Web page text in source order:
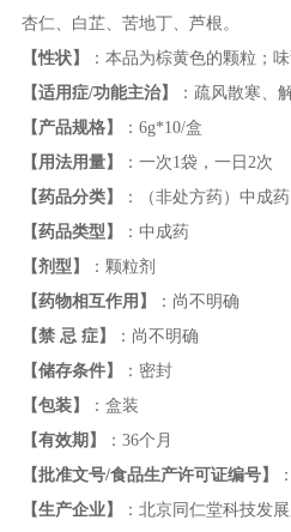
杏仁、白芷、苦地丁、芦根。
【性状】
：本品为棕黄色的颗粒；
【适用症/功能主治】
：疏风散寒、
【产品规格】
：6g*10/盒
【用法用量】
：一次1袋，一日2次
【药品分类】
：（非处方药）中成药
【药品类型】
：中成药
【剂型】
：颗粒剂
【药物相互作用】
：尚不明确
【禁 忌 症】
：尚不明确
【储存条件】
：密封
【包装】
：盒装
【有效期】
：36个月
【批准文号/食品生产许可证编号】
【生产企业】
：北京同仁堂科技发